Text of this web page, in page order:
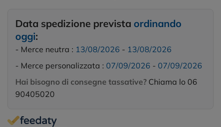
Data spedizione prevista ordinando
oggi:
- Merce neutra : 13/08/2026 - 13/08/2026
- Merce personalizzata : 07/09/2026 - 07/09/2026
Hai bisogno di consegne tassative? Chiama lo 06
90405020